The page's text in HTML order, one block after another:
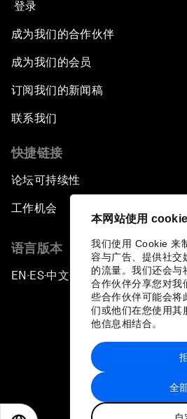
本网站使用 cookie
我们使用 Cookie 来
容与广告、提供社交
的流量。我们还会与
合作伙伴分享您对我
些合作伙伴可能会将
们或他们在您使用其
他信息相结合。
全
登录
成为我们的合作伙伴
成为我们的会员
订阅我们的新闻稿
联系我们
快捷链接
论坛可持续性
工作机会
语言版本
EN ▪ES▪中文▪ 日本語
站点地图